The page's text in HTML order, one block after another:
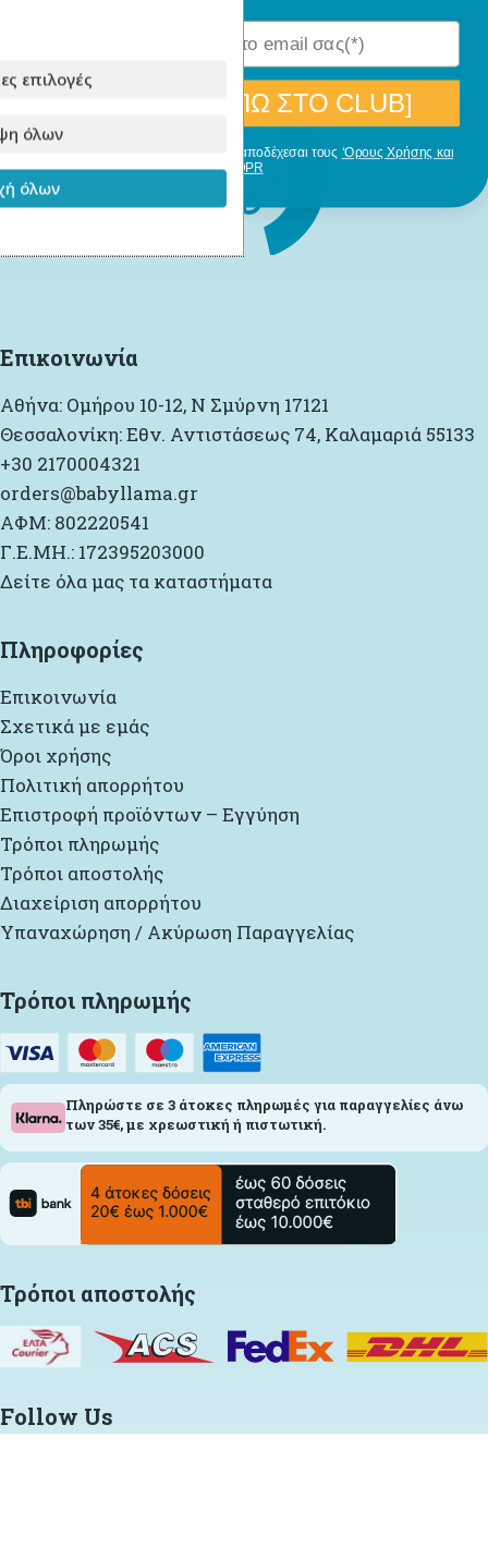
Επικοινωνία
Αθήνα: Ομήρου 10-12, Ν Σμύρνη 17121
Θεσσαλονίκη: Εθν. Αντιστάσεως 74, Καλαμαριά 55133
+30 2170004321
orders@babyllama.gr
ΑΦΜ: 802220541
Γ.Ε.ΜΗ.: 172395203000
Δείτε όλα μας τα καταστήματα
Πληροφορίες
Επικοινωνία
Σχετικά με εμάς
Όροι χρήσης
Πολιτική απορρήτου
Επιστροφή προϊόντων – Εγγύηση
Τρόποι πληρωμής
Τρόποι αποστολής
Διαχείριση απορρήτου
Υπαναχώρηση / Ακύρωση Παραγγελίας
Τρόποι πληρωμής
Πληρώστε σε 3 άτοκες πληρωμές για παραγγελίες άνω
των 35€, με χρεωστική ή πιστωτική.
Τρόποι αποστολής
Follow Us
επιλογές
όλων
όλων
[ΘΕΛΩ ΝΑ ΜΠΩ ΣΤΟ CLUB]
Με την εγγραφή σου, δηλώνεις ότι αποδέχεσαι τους ‘Ορους Χρήσης και
GDPR